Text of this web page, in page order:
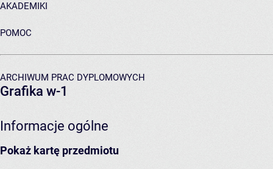
AKADEMIKI
POMOC
ARCHIWUM PRAC DYPLOMOWYCH
Grafika w-1
Informacje ogólne
Pokaż kartę przedmiotu